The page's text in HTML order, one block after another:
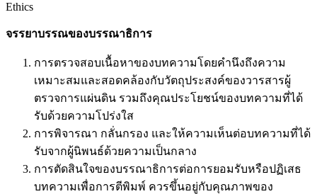
Ethics
จรรยาบรรณของบรรณาธิการ
การตรวจสอบเนื้อหาของบทความโดยคำนึงถึงความ
เหมาะสมและสอดคล้องกับวัตถุประสงค์ของวารสารผู้
ตรวจการแผ่นดิน รวมถึงคุณประโยชน์ของบทความที่ได้
รับด้วยความโปร่งใส
การพิจารณา กลั่นกรอง และให้ความเห็นต่อบทความที่ได้
รับจากผู้นิพนธ์ด้วยความเป็นกลาง
การตัดสินใจของบรรณาธิการต่อการยอมรับหรือปฏิเสธ
บทความเพื่อการตีพิมพ์ ควรขึ้นอยู่กับคุณภาพของ